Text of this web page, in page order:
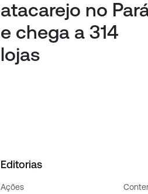
atacarejo no
e chega a 314
lojas
Editorias
Ações